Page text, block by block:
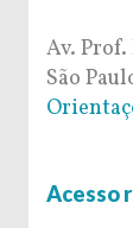
Av.
São
Acesso